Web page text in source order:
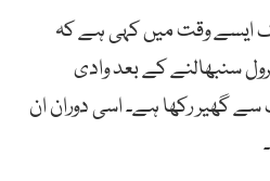
ایسے وقت میں کہی ہے کہ
سنبھالنے کے بعد وادی
سے گھیر رکھا ہے۔ اسی دوران ان